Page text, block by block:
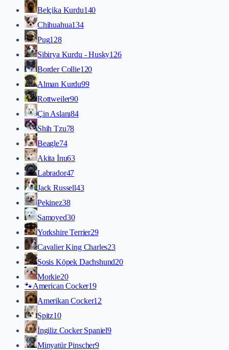
Belçika Kurdu140
Chihuahua134
Pug128
Sibirya Kurdu - Husky126
Border Collie120
Alman Kurdu99
Rottweiler90
Çin Aslanı84
Shih Tzu78
Beagle74
Akita İnu63
Labrador47
Jack Russell43
Pekinez38
Samoyed30
Yorkshire Terrier29
Cavalier King Charles23
Sosis Köpek Dachshund20
Morkie20
🐾American Cocker19
Amerikan Cocker12
Spitz10
İngiliz Cocker Spaniel9
Minyatür Pinscher9